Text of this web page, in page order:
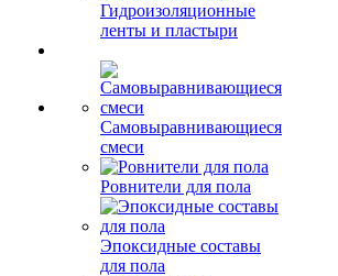
Гидроизоляционные
ленты и пластыри
Самовыравнивающиеся
смеси
Ровнители для пола
Эпоксидные составы
для пола